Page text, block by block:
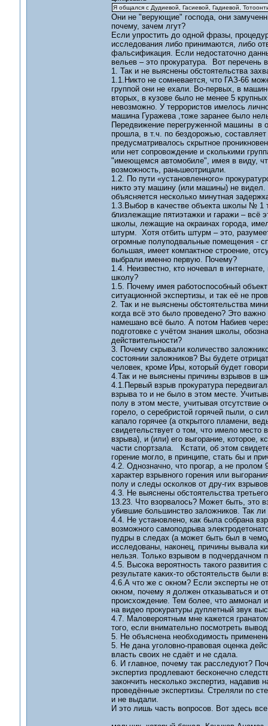
Я общался с Дудиевой, Гасиевой, Гадиевой,
Они не "верующие" господа, они
почему, зачем лгут?
Если упростить до одной фразы,
исследования либо принимаются, либо
фальсификация. Если недостаточно
вельев – это прокуратура. Вот перечень
1. Так и не выяснены обстоятельства
1.1.Никто не сомневается, что ГАЗ-66
группой они не ехали. Во-первых, в
вторых, в кузове было не менее 5
невозможно. У террористов имелось
машина Гуражева ,тоже заранее было
Передвижение перегруженной машины в
прошла, в т.ч. по бездорожью,
предусматривалось скрытное
или нет сопровождение и сколькими
"имеющемся автомобиле", имея в виду,
возможность, раньшеотрицали.
1.2. По пути «установленного»
никто эту машину (или машины) не
объясняется несколько минутная
1.3.Выбор в качестве объекта школы № 1
близлежащие пятиэтажки и гаражи – всё
школы, лежащие на окраинах города,
штурм. Хотя отбить штурм – это,
огромные полуподвальные помещения -
большая, имеет компактное строение,
выбрали именно первую. Почему?
1.4. Неизвестно, кто ночевал в
школу?
1.5. Почему имея работоспособный
ситуационной экспертизы, и так её не
2. Так и не выяснены обстоятельства
когда всё это было проведено? Это
намешано всё было. А потом Набиев
подготовке с учётом знания школы,
действительности?
3. Почему скрывали количество
состоянии заложников? Вы будете
человек, кроме Иры, который будет
4.Так и не выяснены причины взрывов в
4.1.Первый взрыв прокуратура
взрыва то и не было в этом месте.
полу в этом месте, учитывая отсутствие
горело, о серебристой горячей пыли, о
капало горячее (а открытого пламени,
свидетельствует о том, что имело место
взрыва), и (или) его выгорание, которое,
части спортзала. Кстати, об этом
горение могло, в принципе, стать бы и
4.2. Однозначно, что прогар, а не пролом
характер взрывного горения или
полу и следы осколков от дру-гих
4.3. Не выяснены обстоятельства
13.23. Что взорвалось? Может быть, это
убившие большинство заложников. Так
4.4. Не установлено, как была собрана
возможного самоподрыва
пудры в следах (а может быть был в
исследованы, наконец, причины вывала
нельзя. Только взрывом в подчердачном
4.5. Высока вероятность такого
результате каких-то обстоятельств
4.6.А что же с окном? Если эксперты не
окном, почему я должен отказываться и
происхождение. Тем более, что аммонал
на видео прокуратуры дуплетный звук
4.7. Маловероятным мне кажется
того, если внимательно посмотреть
5. Не объяснена необходимость
5. Не дана уголовно-правовая оценка
власть своих не сдаёт и не сдала.
6. И главное, почему так расследуют?
экспертиз продлевают бесконечно
закончить несколько экспертиз, надавив
проведённые экспертизы. Стреляли по
и не выдали.
И это лишь часть вопросов. Вот здесь